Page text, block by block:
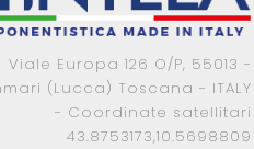
Viale Europa 126 O/P, 55013 -
(Lucca) Toscana - ITALY
- Coordinate satellitari
43.8753173,10.5698809